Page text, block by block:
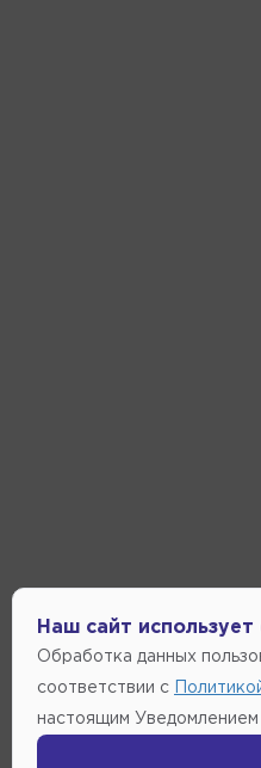
Наш сайт
Обработка данных
соответствии с
настоящим